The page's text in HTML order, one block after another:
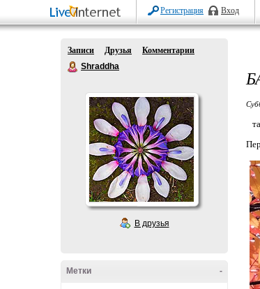
Регистрация Вход
Записи Друзья
Комментарии
Shraddha
В друзья
-
Метки